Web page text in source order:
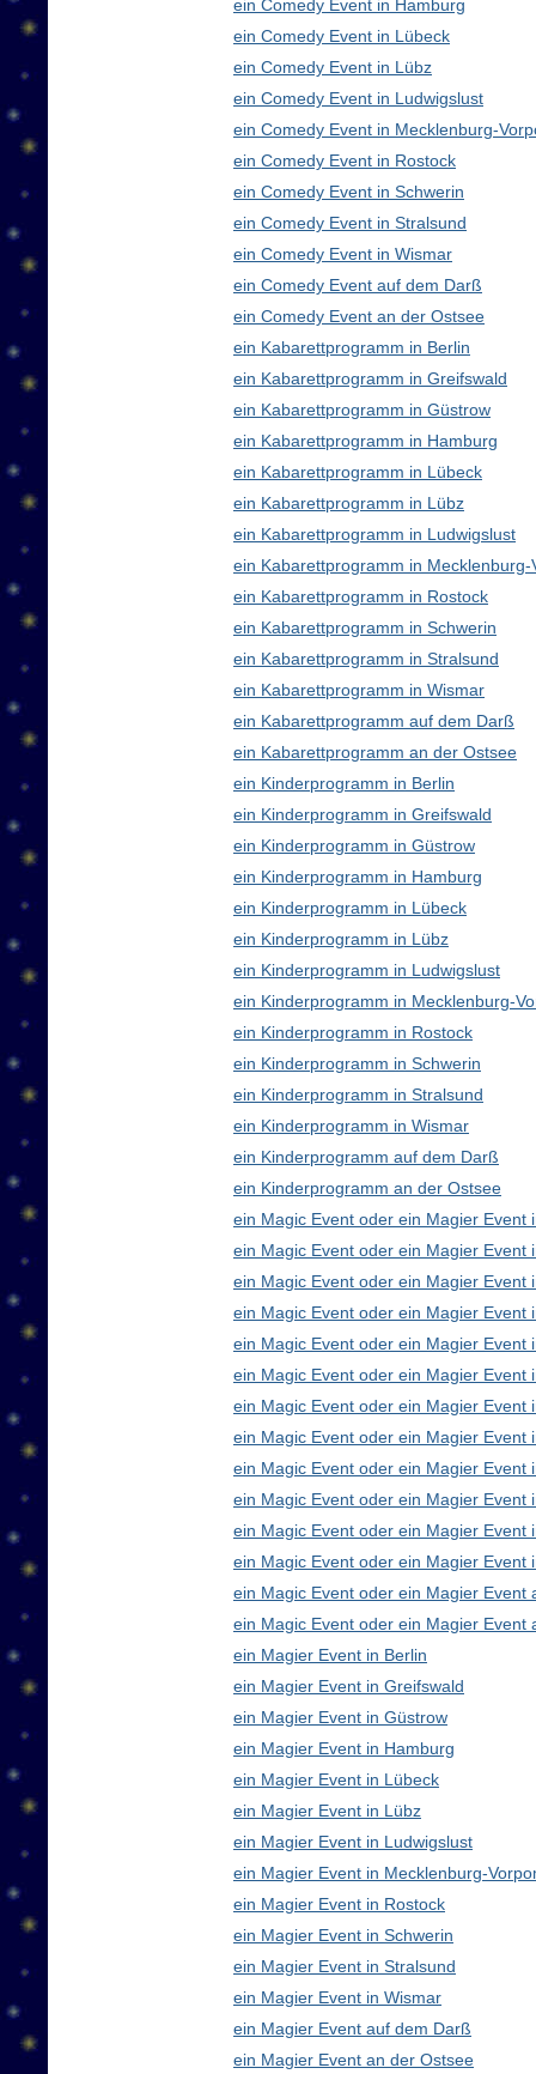
ein Comedy Event in Hamburg
ein Comedy Event in Lübeck
ein Comedy Event in Lübz
ein Comedy Event in Ludwigslust
ein Comedy Event in Mecklenburg-
ein Comedy Event in Rostock
ein Comedy Event in Schwerin
ein Comedy Event in Stralsund
ein Comedy Event in Wismar
ein Comedy Event auf dem Darß
ein Comedy Event an der Ostsee
ein Kabarettprogramm in Berlin
ein Kabarettprogramm in Greifswald
ein Kabarettprogramm in Güstrow
ein Kabarettprogramm in Hamburg
ein Kabarettprogramm in Lübeck
ein Kabarettprogramm in Lübz
ein Kabarettprogramm in Ludwigslust
ein Kabarettprogramm in
ein Kabarettprogramm in Rostock
ein Kabarettprogramm in Schwerin
ein Kabarettprogramm in Stralsund
ein Kabarettprogramm in Wismar
ein Kabarettprogramm auf dem Darß
ein Kabarettprogramm an der Ostsee
ein Kinderprogramm in Berlin
ein Kinderprogramm in Greifswald
ein Kinderprogramm in Güstrow
ein Kinderprogramm in Hamburg
ein Kinderprogramm in Lübeck
ein Kinderprogramm in Lübz
ein Kinderprogramm in Ludwigslust
ein Kinderprogramm in Mecklenburg-
ein Kinderprogramm in Rostock
ein Kinderprogramm in Schwerin
ein Kinderprogramm in Stralsund
ein Kinderprogramm in Wismar
ein Kinderprogramm auf dem Darß
ein Kinderprogramm an der Ostsee
ein Magic Event oder ein Magier Event
ein Magic Event oder ein Magier Event
ein Magic Event oder ein Magier Event
ein Magic Event oder ein Magier Event
ein Magic Event oder ein Magier Event
ein Magic Event oder ein Magier Event
ein Magic Event oder ein Magier Event
ein Magic Event oder ein Magier Event
ein Magic Event oder ein Magier Event
ein Magic Event oder ein Magier Event
ein Magic Event oder ein Magier Event
ein Magic Event oder ein Magier Event
ein Magic Event oder ein Magier Event
ein Magic Event oder ein Magier Event
ein Magier Event in Berlin
ein Magier Event in Greifswald
ein Magier Event in Güstrow
ein Magier Event in Hamburg
ein Magier Event in Lübeck
ein Magier Event in Lübz
ein Magier Event in Ludwigslust
ein Magier Event in Mecklenburg-
ein Magier Event in Rostock
ein Magier Event in Schwerin
ein Magier Event in Stralsund
ein Magier Event in Wismar
ein Magier Event auf dem Darß
ein Magier Event an der Ostsee